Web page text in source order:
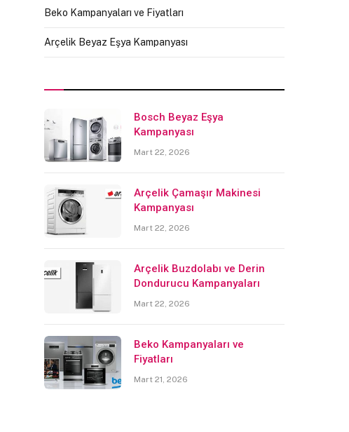
Beko Kampanyaları ve Fiyatları
Arçelik Beyaz Eşya Kampanyası
Bosch Beyaz Eşya
Kampanyası
Mart 22, 2026
Arçelik Çamaşır Makinesi
Kampanyası
Mart 22, 2026
Arçelik Buzdolabı ve Derin
Dondurucu Kampanyaları
Mart 22, 2026
Beko Kampanyaları ve
Fiyatları
Mart 21, 2026